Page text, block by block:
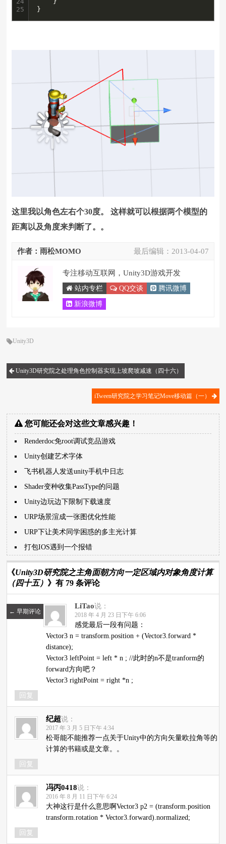
25
}
这里我以角色左右个30度。 这样就可以根据两个模型的
距离以及角度来判断了。。
最后编辑： 2013-04-07
作者：雨松MOMO
专注移动互联网，Unity3D游戏开发
站内专栏 QQ交谈 腾讯微博
新浪微博
Unity3D
Unity3D研究院之处理角色控制器实现上坡爬坡减速（四十六）
iTween研究院之学习笔记Move移动篇（一）
您可能还会对这些文章感兴趣！
Renderdoc免root调试竞品游戏
Unity创建艺术字体
飞书机器人发送unity手机中日志
Shader变种收集PassType的问题
Unity边玩边下限制下载速度
URP场景渲成一张图优化性能
URP下让美术同学困惑的多主光计算
打包IOS遇到一个报错
《Unity3D研究院之主角面朝方向一定区域内对象角度计算
（四十五） 》有 79 条评论
← 早期评论
LiTao说：
2018 年 4 月 23 日下午 6:06
感觉最后一段有问题：
Vector3 n = transform.position + (Vector3.forward *
distance);
Vector3 leftPoint = left * n ; //此时的n不是tranform的
forward方向吧？
Vector3 rightPoint = right *n ;
回复
纪超说：
2017 年 3 月 5 日下午 4:34
松哥能不能推荐一点关于Unity中的方向矢量欧拉角等的
计算的书籍或是文章。。
回复
冯丙0418说：
2016 年 8 月 11 日下午 6:24
大神这行是什么意思啊Vector3 p2 = (transform.position
transform.rotation * Vector3.forward).normalized;
回复